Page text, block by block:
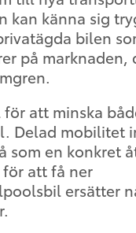
kan känna sig
bilen
på marknaden,
att minska
Delad mobilitet
en konkret
att få ner
ersätter